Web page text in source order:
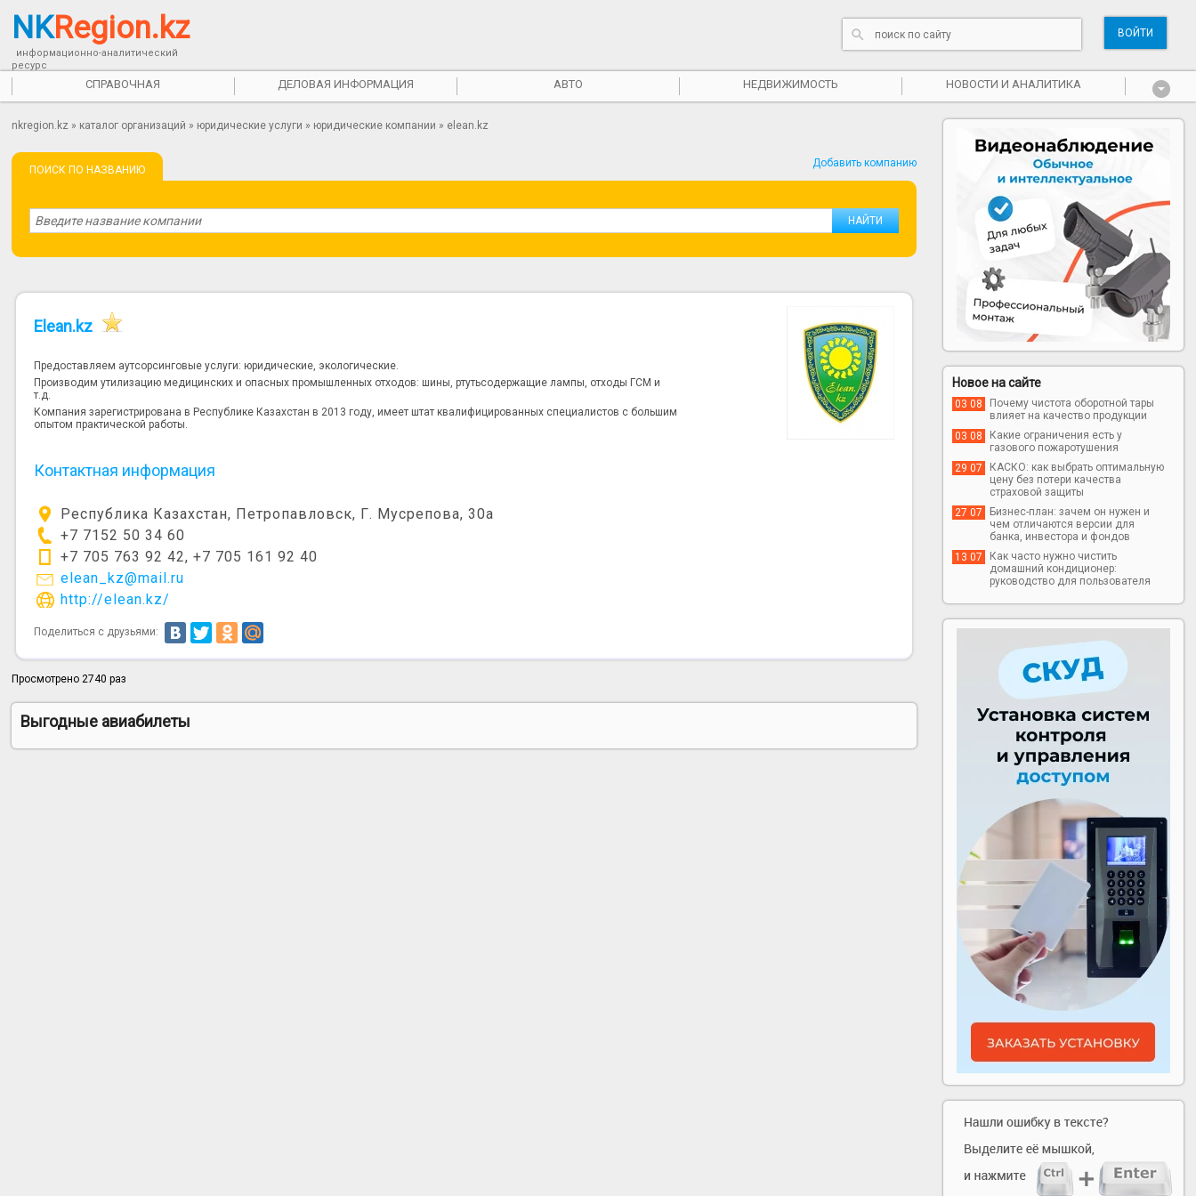
NKRegion.kz
информационно-аналитический
ресурс
ВОЙТИ
СПРАВОЧНАЯ ДЕЛОВАЯ ИНФОРМАЦИЯ АВТО НЕДВИЖИМОСТЬ НОВОСТИ И АНАЛИТИКА
nkregion.kz » каталог организаций » юридические услуги » юридические компании » elean.kz
ПОИСК ПО НАЗВАНИЮ
Добавить компанию
Elean.kz
Предоставляем аутсорсинговые услуги: юридические, экологические.
Производим утилизацию медицинских и опасных промышленных отходов: шины, ртутьсодержащие лампы, отходы ГСМ и
т.д.
Компания зарегистрирована в Республике Казахстан в 2013 году, имеет штат квалифицированных специалистов с большим
опытом практической работы.
Контактная информация
Республика Казахстан, Петропавловск, Г. Мусрепова, 30а
+7 7152 50 34 60
+7 705 763 92 42, +7 705 161 92 40
elean_kz@mail.ru
http://elean.kz/
Поделиться с друзьями:
Просмотрено 2740 раз
Выгодные авиабилеты
Новое на сайте
03 08
Почему чистота оборотной тары
влияет на качество продукции
03 08
Какие ограничения есть у
газового пожаротушения
29 07
КАСКО: как выбрать оптимальную
цену без потери качества
страховой защиты
27 07
Бизнес-план: зачем он нужен и
чем отличаются версии для
банка, инвестора и фондов
13 07
Как часто нужно чистить
домашний кондиционер:
руководство для пользователя